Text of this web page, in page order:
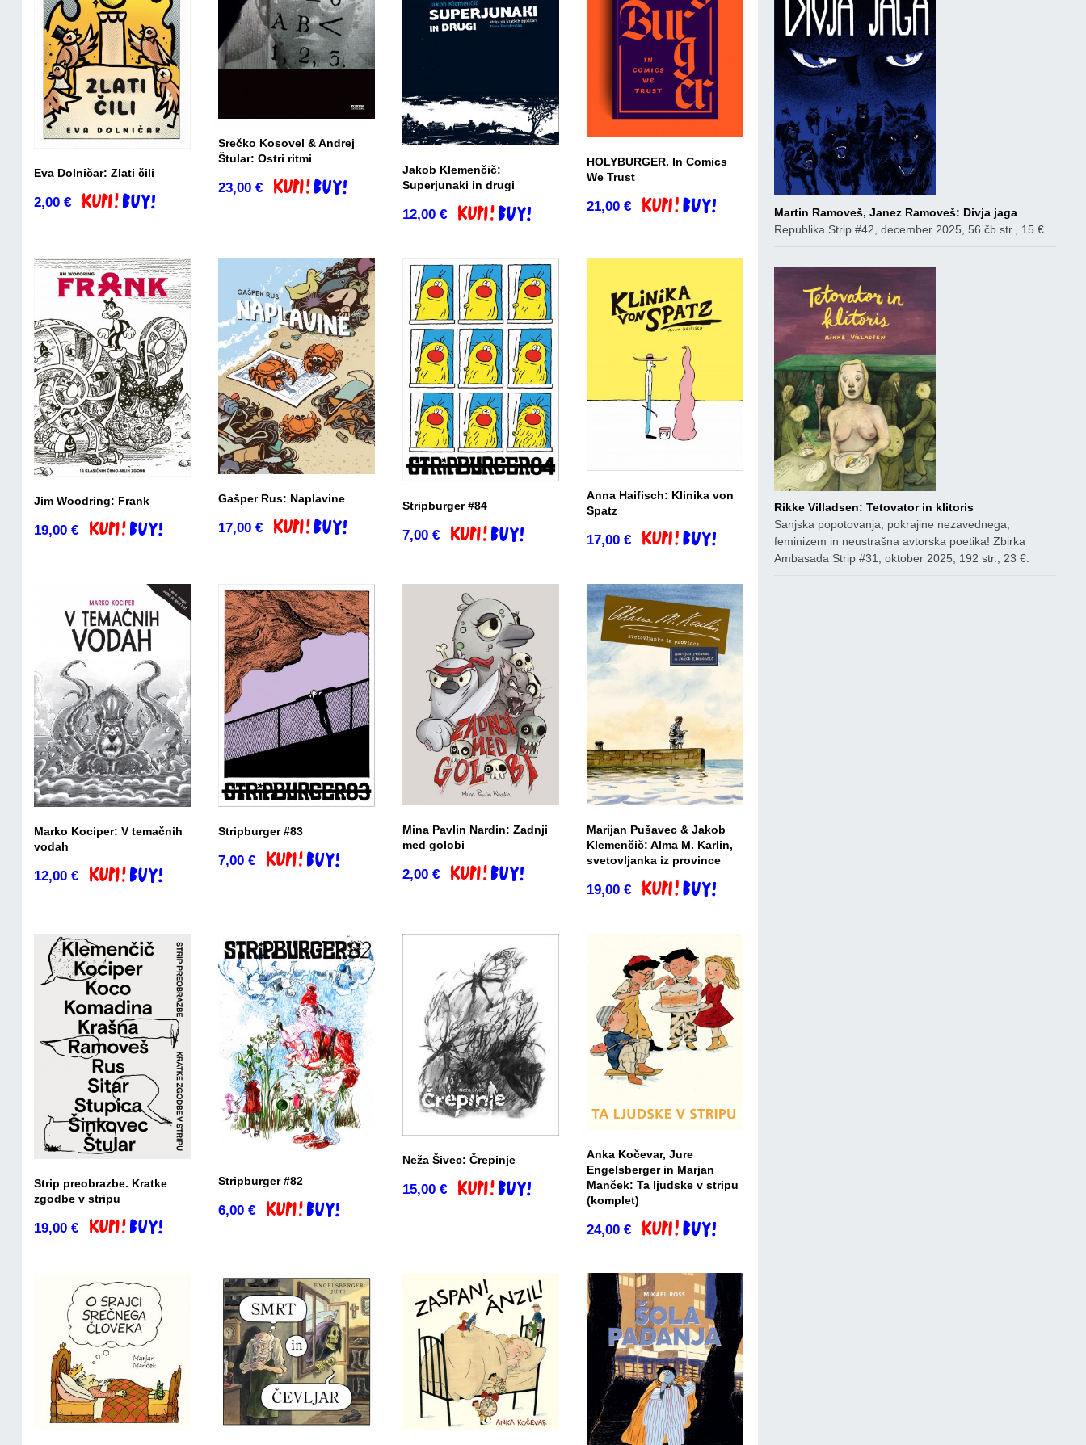
Eva Dolničar: Zlati čili
2,00 € Dodaj v košarico
Srečko Kosovel & Andrej
Štular: Ostri ritmi
23,00 € Dodaj v košarico
Jakob Klemenčič:
Superjunaki in drugi
12,00 € Dodaj v košarico
HOLYBURGER. In Comics
We Trust
21,00 € Dodaj v košarico
Jim Woodring: Frank
19,00 € Dodaj v košarico
Gašper Rus: Naplavine
17,00 € Dodaj v košarico
Stripburger #84
7,00 € Dodaj v košarico
Anna Haifisch: Klinika von
Spatz
17,00 € Dodaj v košarico
Marko Kociper: V temačnih
vodah
12,00 € Dodaj v košarico
Stripburger #83
7,00 € Dodaj v košarico
Mina Pavlin Nardin: Zadnji
med golobi
2,00 € Dodaj v košarico
Marijan Pušavec & Jakob
Klemenčič: Alma M. Karlin,
svetovljanka iz province
19,00 € Dodaj v košarico
Strip preobrazbe. Kratke
zgodbe v stripu
19,00 € Dodaj v košarico
Stripburger #82
6,00 € Dodaj v košarico
Neža Šivec: Črepinje
15,00 € Dodaj v košarico
Anka Kočevar, Jure
Engelsberger in Marjan
Manček: Ta ljudske v stripu
(komplet)
24,00 € Dodaj v košarico
Martin Ramoveš, Janez Ramoveš: Divja jaga
Republika Strip #42, december 2025, 56 čb str., 15 €.
Rikke Villadsen: Tetovator in klitoris
Sanjska popotovanja, pokrajine nezavednega,
feminizem in neustrašna avtorska poetika! Zbirka
Ambasada Strip #31, oktober 2025, 192 str., 23 €.